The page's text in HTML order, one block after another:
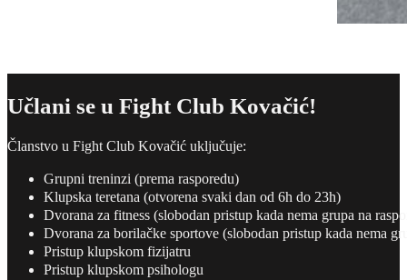
Učlani se u Fight Club Kovačić!
Članstvo u Fight Club Kovačić uključuje:
Grupni treninzi (prema rasporedu)
Klupska teretana (otvorena svaki dan od 6h do 23h)
Dvorana za fitness (slobodan pristup kada nema grupa na
Dvorana za borilačke sportove (slobodan pristup kada nema
Pristup klupskom fizijatru
Pristup klupskom psihologu